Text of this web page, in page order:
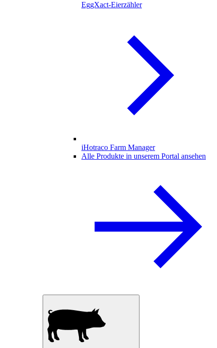
EggXact-Eierzähler
iHotraco Farm Manager
Alle Produkte in unserem Portal ansehen